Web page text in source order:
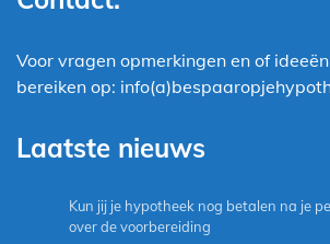
Voor vragen opmerkingen en of
bereiken op:
Laatste nieuws
Kun jij je hypotheek nog betalen na je
over de voorbereiding